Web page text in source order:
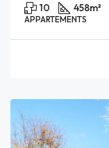
10 458m²
APPARTEMENTS